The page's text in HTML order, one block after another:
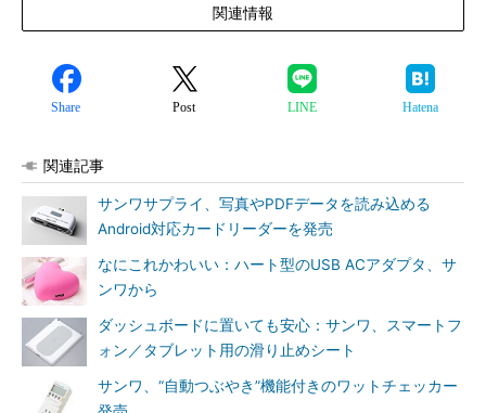
関連情報
Share Post LINE Hatena
関連記事
サンワサプライ、写真やPDFデータを読み込める
Android対応カードリーダーを発売
なにこれかわいい：ハート型のUSB ACアダプタ、サ
ンワから
ダッシュボードに置いても安心：サンワ、スマートフ
ォン／タブレット用の滑り止めシート
サンワ、“自動つぶやき”機能付きのワットチェッカー